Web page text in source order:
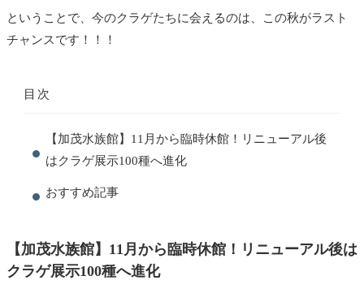
ということで、今のクラゲたちに会えるのは、この秋がラスト
チャンスです！！！
目次
【加茂水族館】11月から臨時休館！リニューアル後
はクラゲ展示100種へ進化
おすすめ記事
【加茂水族館】11月から臨時休館！リニューアル後は
クラゲ展示100種へ進化